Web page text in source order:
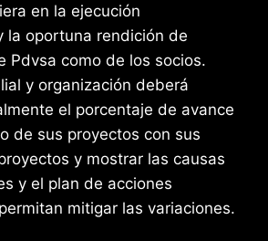
en la ejecución
la oportuna rendición de
Pdvsa como de los socios.
y organización deberá
el porcentaje de avance
de sus proyectos con sus
y mostrar las causas
y el plan de acciones
mitigar las variaciones.